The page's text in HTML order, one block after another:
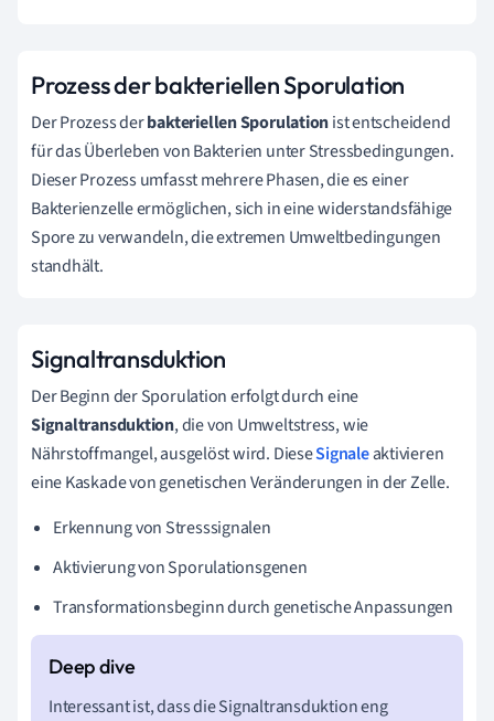
Prozess der bakteriellen Sporulation
Der Prozess derbakteriellen Sporulationist entscheidend
für das Überleben von Bakterien unter Stressbedingungen.
Dieser Prozess umfasst mehrere Phasen, die es einer
Bakterienzelle ermöglichen, sich in eine widerstandsfähige
Spore zu verwandeln, die extremen Umweltbedingungen
standhält.
Signaltransduktion
Der Beginn der Sporulation erfolgt durch eine
Signaltransduktion, die von Umweltstress, wie
Nährstoffmangel, ausgelöst wird. DieseSignaleaktivieren
eine Kaskade von genetischen Veränderungen in der Zelle.
Erkennung von Stresssignalen
Aktivierung von Sporulationsgenen
Transformationsbeginn durch genetische Anpassungen
Interessant ist, dass die Signaltransduktion eng